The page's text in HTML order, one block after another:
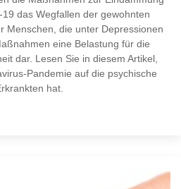
das Wegfallen der gewohnten
Menschen, die unter Depressionen
eine Belastung für die
dar. Lesen Sie in diesem Artikel,
Pandemie auf die psychische
hat.